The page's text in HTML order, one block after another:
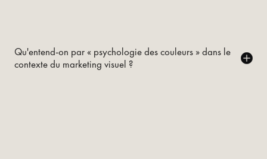
Qu'entend-on par « psychologie des couleurs » dans le
contexte du marketing visuel ?